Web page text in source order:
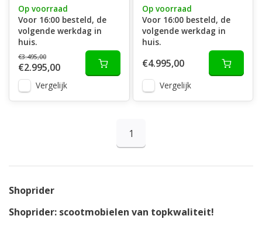
Op voorraad
Voor 16:00 besteld, de
volgende werkdag in
huis.
€3.495,00
€2.995,00
Vergelijk
Op voorraad
Voor 16:00 besteld, de
volgende werkdag in
huis.
€4.995,00
Vergelijk
1
Shoprider
Shoprider: scootmobielen van topkwaliteit!